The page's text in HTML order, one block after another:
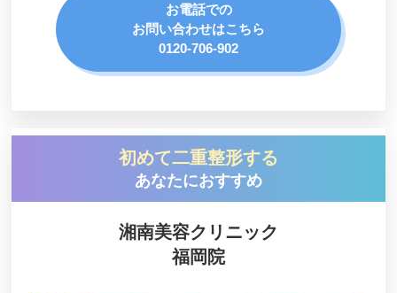
牧野美容クリニック
天籟寺かな皮ふ科クリニック
品川スキンクリニック
原口クリニック
ビラビューティークリニック 博多院
でぐちスキンクリニック
お電話での
お問い合わせはこちら
0120-706-902
初めて二重整形する
あなたにおすすめ
湘南美容クリニック
福岡院